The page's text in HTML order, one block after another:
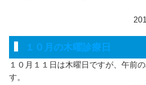
１０月の木曜診療日
１０月１１日は木曜日ですが、午前
す。